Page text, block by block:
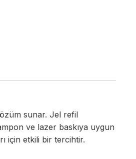
sunar. Jel refil
ve lazer baskıya uygun
için etkili bir tercihtir.